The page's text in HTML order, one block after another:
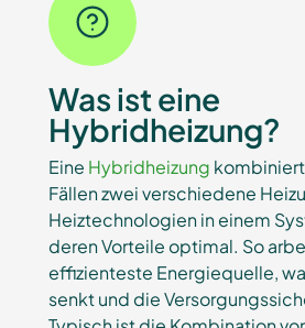
Was ist eine
Hybridheizung?
Eine Hybridheizung
Fällen zwei verschiedene
Heiztechnologien in einem
deren Vorteile optimal. So
effizienteste Energiequelle,
senkt und die